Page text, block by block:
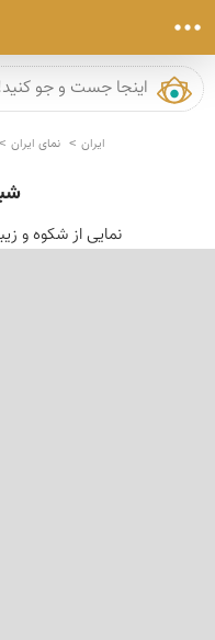
ایران نمای ایران
نمایی از شكوه و